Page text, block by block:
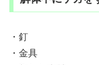
・釘
・金具